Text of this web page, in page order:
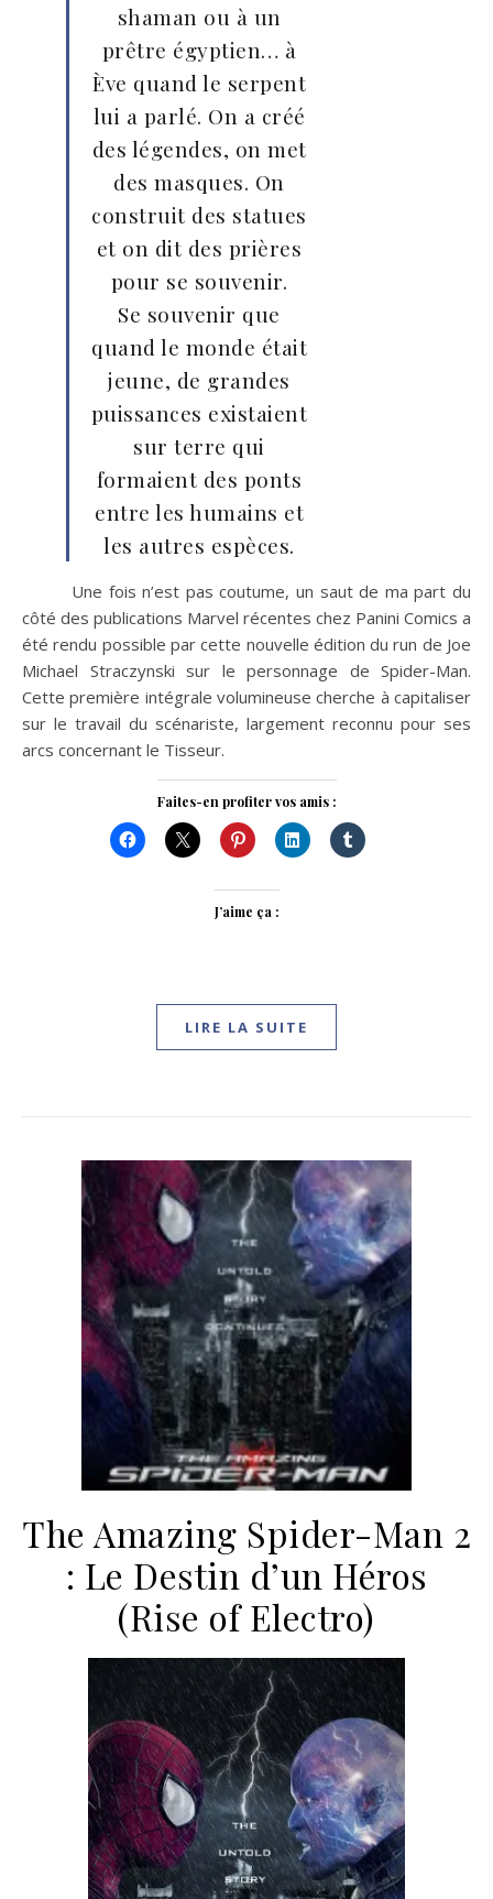
shaman ou à un
prêtre égyptien… à
Ève quand le serpent
lui a parlé. On a créé
des légendes, on met
des masques. On
construit des statues
et on dit des prières
pour se souvenir.
Se souvenir que
quand le monde était
jeune, de grandes
puissances existaient
sur terre qui
formaient des ponts
entre les humains et
les autres espèces.
Une fois n’est pas coutume, un saut de ma part du
côté des publications Marvel récentes chez Panini Comics a
été rendu possible par cette nouvelle édition du run de Joe
Michael Straczynski sur le personnage de Spider-Man.
Cette première intégrale volumineuse cherche à capitaliser
sur le travail du scénariste, largement reconnu pour ses
arcs concernant le Tisseur.
Faites-en profiter vos amis :
J’aime ça :
LIRE LA SUITE
The Amazing Spider-Man 2
: Le Destin d’un Héros
(Rise of Electro)